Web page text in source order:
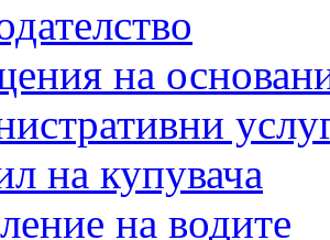
на
на купувача
на водите